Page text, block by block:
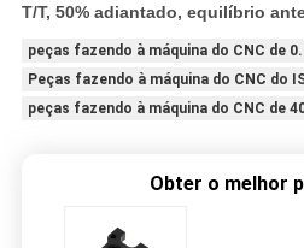
T/T, 50% adiantado, equilíbrio
peças fazendo à máquina do CNC de
Peças fazendo à máquina do CNC do
peças fazendo à máquina do CNC de
Obter o melhor